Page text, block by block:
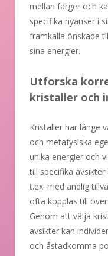
mellan färger och
specifika nyanser i
framkalla önskade
sina energier.
Utforska
kristaller och
Kristaller har länge
och metafysiska
unika energier och
till specifika
t.ex. med andlig
ofta kopplas till
Genom att välja
avsikter kan
och åstadkomma